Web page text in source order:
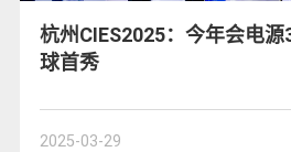
杭州CIES2025：今年会电
球首秀
2025-03-29